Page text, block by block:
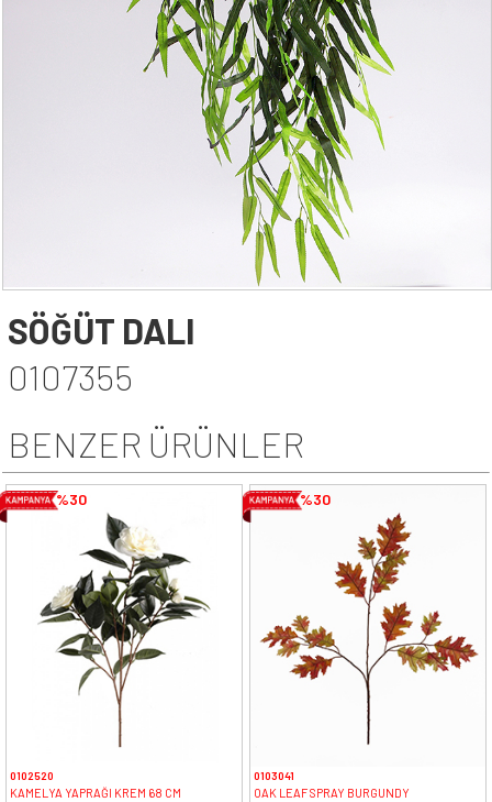
SÖĞÜT DALI
0107355
BENZER ÜRÜNLER
%30
0102520
KAMELYA YAPRAĞI KREM 68 CM
%30
0103041
OAK LEAF SPRAY BURGUNDY